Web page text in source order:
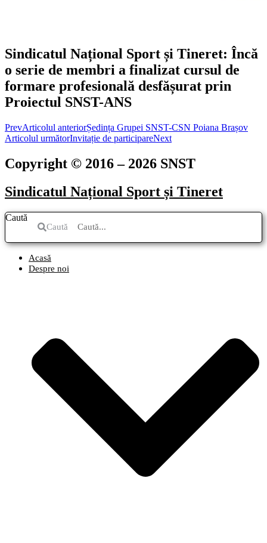
Sindicatul Național Sport și Tineret: Încă
o serie de membri a finalizat cursul de
formare profesională desfășurat prin
Proiectul SNST-ANS
PrevArticolul anteriorȘedința Grupei SNST-CSN Poiana Brașov
Articolul următorInvitație de participareNext
Copyright © 2016 – 2026 SNST
Sindicatul Național Sport și Tineret
Caută
Caută
Acasă
Despre noi